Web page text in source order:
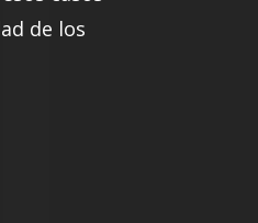
de los